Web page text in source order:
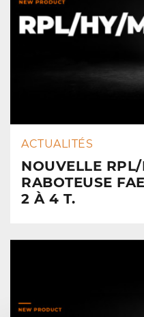
ACTUALITÉS
NOUVELLE
RABOTEUSE
2 À 4 T.